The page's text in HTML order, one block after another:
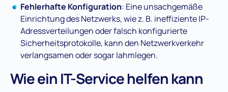
Fehlerhafte Konfiguration: Eine unsachgemäße
Einrichtung des Netzwerks, wie z. B. ineffiziente IP-
Adressverteilungen oder falsch konfigurierte
Sicherheitsprotokolle, kann den Netzwerkverkehr
verlangsamen oder sogar lahmlegen​.
Wie ein IT-Service helfen kann